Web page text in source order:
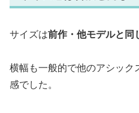
サイズは前作・他モデルと同
横幅も一般的で他のアシック
感でした。